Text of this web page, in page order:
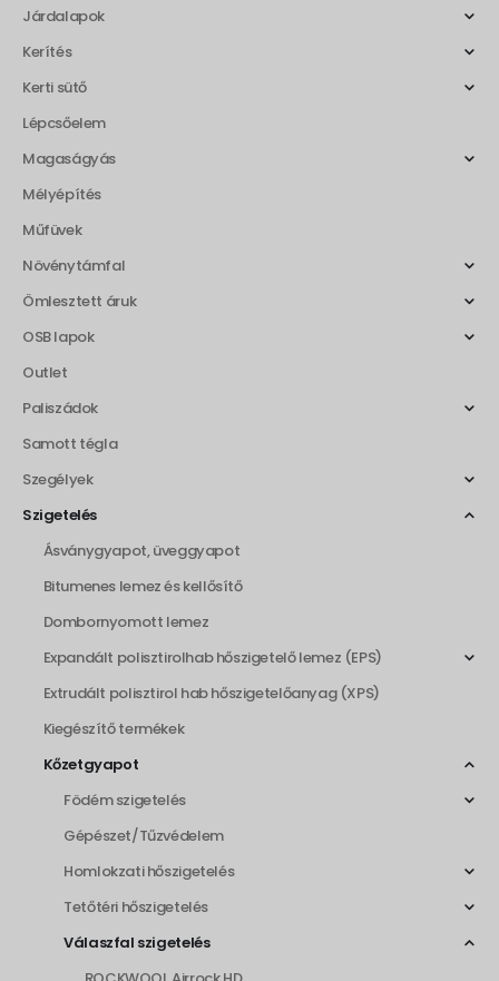
Járdalapok
Kerítés
Kerti sütő
Lépcsőelem
Magaságyás
Mélyépítés
Műfüvek
Növénytámfal
Ömlesztett áruk
OSB lapok
Outlet
Paliszádok
Samott tégla
Szegélyek
Szigetelés
Ásványgyapot, üveggyapot
Bitumenes lemez és kellősítő
Dombornyomott lemez
Expandált polisztirolhab hőszigetelő lemez (EPS)
Extrudált polisztirol hab hőszigetelőanyag (XPS)
Kiegészítő termékek
Kőzetgyapot
Födém szigetelés
Gépészet/Tűzvédelem
Homlokzati hőszigetelés
Tetőtéri hőszigetelés
Válaszfal szigetelés